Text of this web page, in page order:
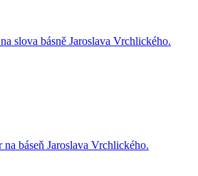
slova básně Jaroslava Vrchlického.
báseň Jaroslava Vrchlického.